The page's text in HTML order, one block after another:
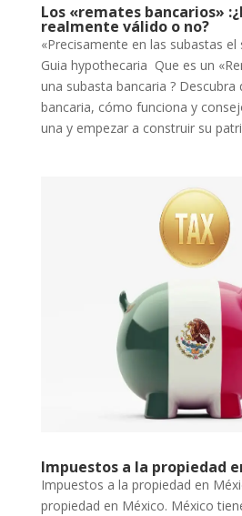
Los «remates bancarios»
realmente válido o no?
«Precisamente en las subastas el
Guia hypothecaria Que es un
una subasta bancaria ? Descubra
bancaria, cómo funciona y
una y empezar a construir su
Impuestos a la propiedad
Impuestos a la propiedad en
propiedad en México. México